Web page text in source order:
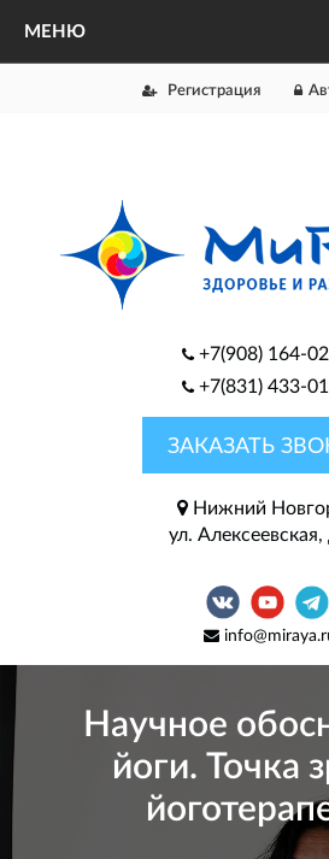
Регистрация
+7(908) 164-
+7(831) 433-
ЗАКАЗАТЬ
Нижний
ул. Алексеевская,
Йога как
наука. Её цели,
способы